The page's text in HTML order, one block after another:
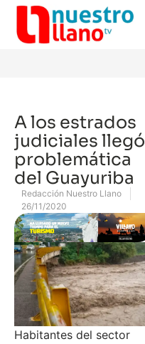
A los estrados
judiciales llegó
problemática
del Guayuriba
Redacción Nuestro Llano
26/11/2020
Habitantes del sector